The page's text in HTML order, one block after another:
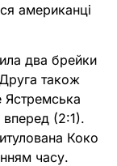
американці
два брейки
також
Ястремська
вперед (2:1).
Коко
часу.